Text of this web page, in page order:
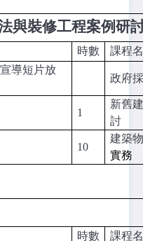
與裝修工程案例研
時數
課程
導短片放
政府
1
新舊
討
10
建築物
實務
時數 課程